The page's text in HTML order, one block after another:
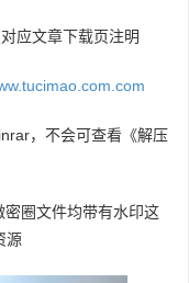
应文章下载页注明
，不会可查看《解压
圈文件均带有水印这
源